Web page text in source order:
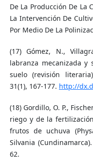
De La Producción De La
La Intervención De
Por Medio De La
(17) Gómez, N.,
labranza mecanizada y
suelo (revisión
31(1), 167-177. http://
(18) Gordillo, O. P.,
riego y de la
frutos de uchuva
Silvania
62.